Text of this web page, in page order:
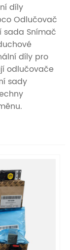
díly
Odlučovač
sada Snímač
díly pro
odlučovače
sady